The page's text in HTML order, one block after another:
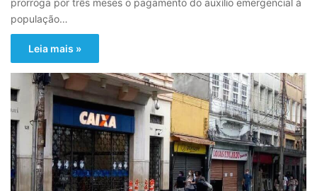
prorroga por três meses o pagamento do auxílio emergencial à
população…
Leia mais »